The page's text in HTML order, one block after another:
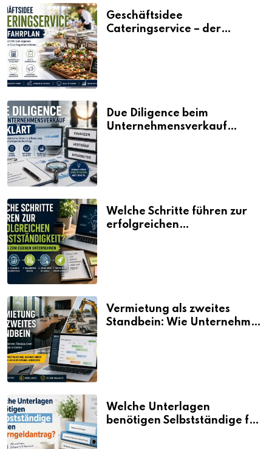
Geschäftsidee
Cateringservice – der
Due Diligence beim
Unternehmensverkauf
Welche Schritte führen zur
erfolgreichen
Vermietung als zweites
Standbein: Wie Unternehmen
Welche Unterlagen
benötigen Selbstständige für